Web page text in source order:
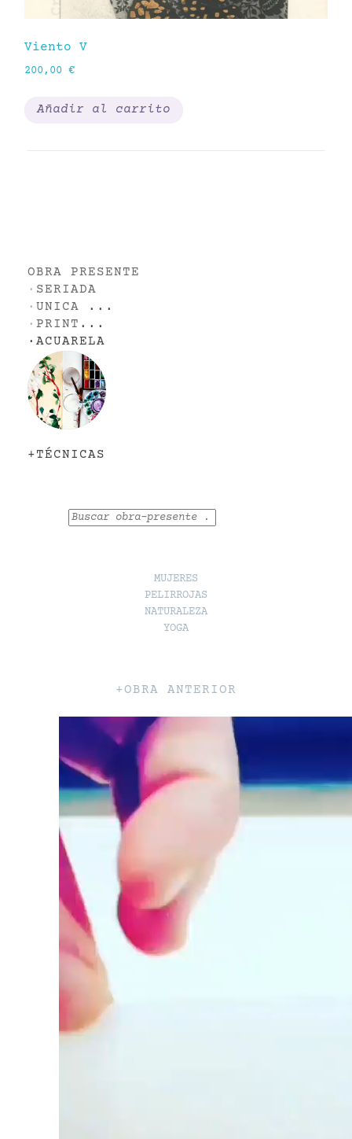
Viento V
200,00€
Añadir al carrito
OBRA PRESENTE
· SERIADA
· UNICA ...
· PRINT ...
· ACUARELA
+TÉCNICAS
MUJERES
PELIRROJAS
NATURALEZA
YOGA
+OBRA ANTERIOR